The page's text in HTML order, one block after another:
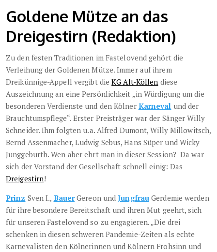
Goldene Mütze an das
Dreigestirn (Redaktion)
Zu den festen Traditionen im Fastelovend gehört die
Verleihung der Goldenen Mütze. Immer auf ihrem
Dreikünnige-Appell vergibt dieKG Alt-Köllen diese
Auszeichnung an eine Persönlichkeit „in Würdigung um die
besonderen Verdienste und den Kölner Karneval und der
Brauchtumspflege“. Erster Preisträger war der Sänger Willy
Schneider. Ihm folgten u.a. Alfred Dumont, Willy Millowitsch,
Bernd Assenmacher, Ludwig Sebus, Hans Süper und Wicky
Junggeburth. Wen aber ehrt man in dieser Session? Da war
sich der Vorstand der Gesellschaft schnell einig: Das
Dreigestirn!
Prinz Sven I., BauerGereon undJungfrau Gerdemie werden
für ihre besondere Bereitschaft und ihren Mut geehrt, sich
für unseren Fastelovend so zu engagieren. „Die drei
schenken in diesen schweren Pandemie-Zeiten als echte
Karnevalisten den Kölnerinnen und Kölnern Frohsinn und